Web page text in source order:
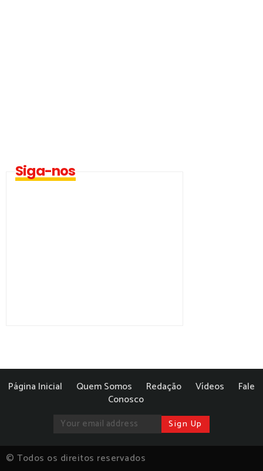
Siga-nos
Página Inicial Quem Somos Redação Vídeos
Fale
Conosco
© Todos os direitos reservados